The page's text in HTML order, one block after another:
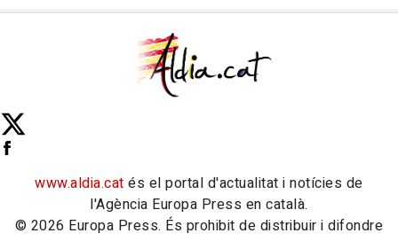
www.aldia.cat és el portal d'actualitat i notícies de
l'Agència Europa Press en català.
© 2026 Europa Press. És prohibit de distribuir i difondre